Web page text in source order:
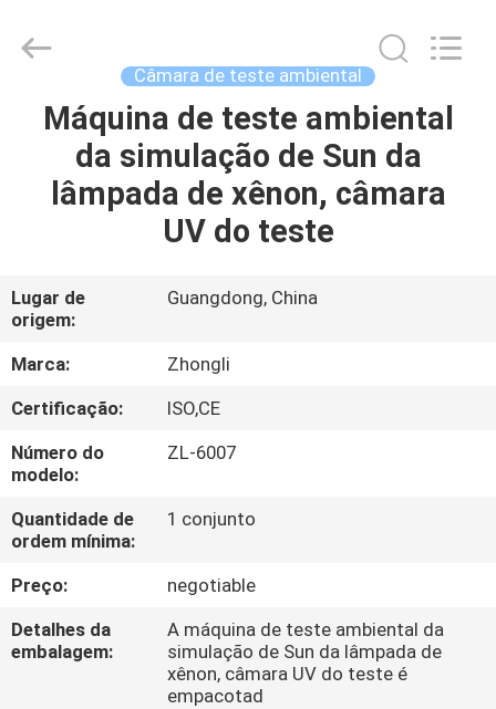
CASA
PRODUTOS
SOBRE
NÓS
EXCURSÃO
DA
FÁBRICA
CONTROLE
DA
QUALIDADE
Instrument
Technology
Câmara de teste ambiental
Máquina de teste ambiental
da simulação de Sun da
lâmpada de xênon, câmara
UV do teste
Lugar de
origem:
Guangdong, China
Marca:
Zhongli
Certificação:
ISO,CE
Número do
modelo:
ZL-6007
Quantidade de
ordem mínima:
1 conjunto
Preço:
negotiable
Detalhes da
embalagem:
A máquina de teste ambiental da
simulação de Sun da lâmpada de
xênon, câmara UV do teste é
empacotad